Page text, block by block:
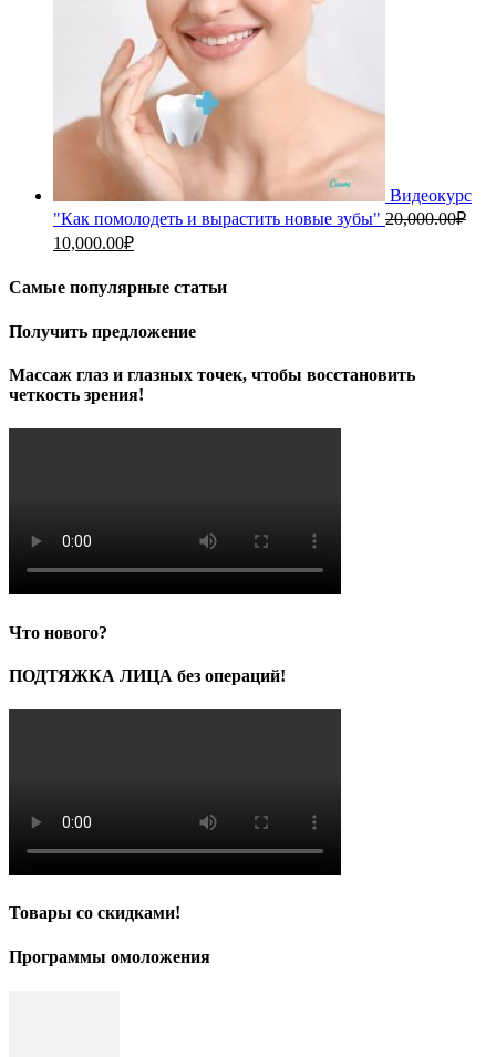
Видеокурс
"Как помолодеть и вырастить новые зубы" 20,000.00₽
Первоначальная
20,000.00₽.
10,000.00₽Текущая
10,000.00₽.
Самые популярные статьи
Получить предложение
Массаж глаз и глазных точек, чтобы восстановить
четкость зрения!
Что нового?
ПОДТЯЖКА ЛИЦА без операций!
Товары со скидками!
Программы омоложения